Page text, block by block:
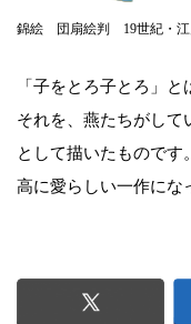
錦絵 団扇絵判 19世紀・
「子をとろ子とろ」
それを、燕たちがして
として描いたもので
高に愛らしい一作にな